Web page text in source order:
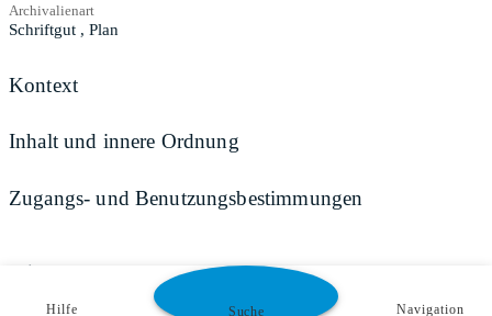
Archivalienart
Schriftgut , Plan
Kontext
Inhalt und innere Ordnung
Zugangs- und Benutzungsbestimmungen
Teilen
Hilfe Suche Navigation